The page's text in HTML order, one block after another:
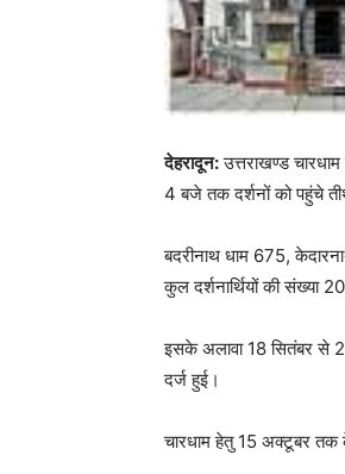
देहरादून:उत्तराखण्ड
4 बजे तक दर्शनों को पहुंचे
बदरीनाथ धाम 675,
कुल दर्शनार्थियों की संख्या
इसके अलावा 18 सितंबर से
दर्ज हुई।
चारधाम हेतु 15 अक्टूबर तक